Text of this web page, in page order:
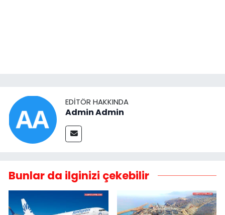
EDITÖR HAKKINDA
Admin Admin
Bunlar da ilginizi çekebilir